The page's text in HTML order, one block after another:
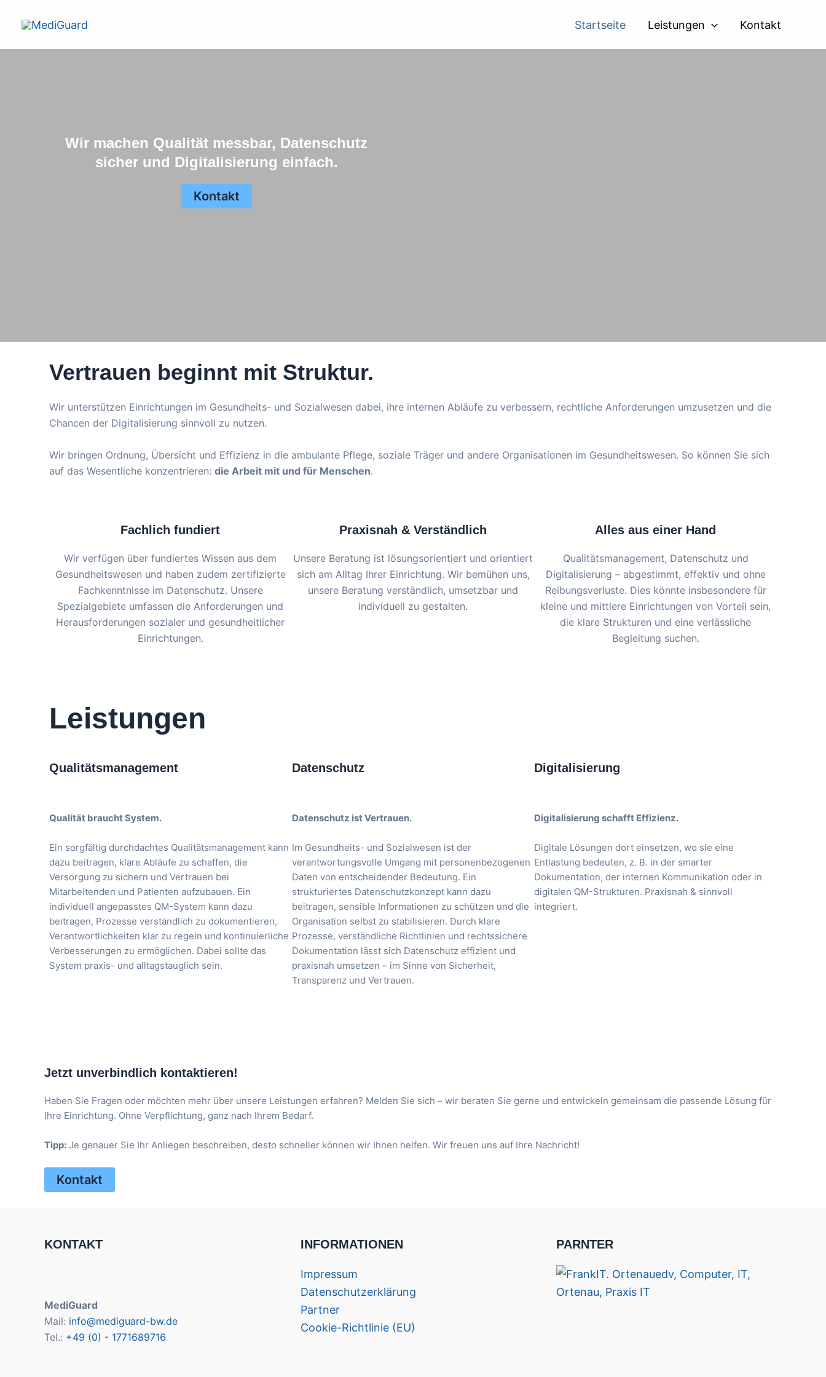
Inhalt
Startseite Leistungen Kontakt
Wir machen Qualität messbar, Datenschutz
sicher und Digitalisierung einfach.
Kontakt
Vertrauen beginnt mit Struktur.
Wir unterstützen Einrichtungen im Gesundheits- und Sozialwesen dabei, ihre internen Abläufe zu verbessern, rechtliche Anforderungen umzusetzen und die
Chancen der Digitalisierung sinnvoll zu nutzen.
Wir bringen Ordnung, Übersicht und Effizienz in die ambulante Pflege, soziale Träger und andere Organisationen im Gesundheitswesen. So können Sie sich
auf das Wesentliche konzentrieren: die Arbeit mit und für Menschen.
Fachlich fundiert
Wir verfügen über fundiertes Wissen aus dem
Gesundheitswesen und haben zudem zertifizierte
Fachkenntnisse im Datenschutz. Unsere
Spezialgebiete umfassen die Anforderungen und
Herausforderungen sozialer und gesundheitlicher
Einrichtungen.
Praxisnah & Verständlich
Unsere Beratung ist lösungsorientiert und orientiert
sich am Alltag Ihrer Einrichtung. Wir bemühen uns,
unsere Beratung verständlich, umsetzbar und
individuell zu gestalten.
Alles aus einer Hand
Qualitätsmanagement, Datenschutz und
Digitalisierung – abgestimmt, effektiv und ohne
Reibungsverluste. Dies könnte insbesondere für
kleine und mittlere Einrichtungen von Vorteil sein,
die klare Strukturen und eine verlässliche
Begleitung suchen.
Leistungen
Qualitätsmanagement
Qualität braucht System.
Ein sorgfältig durchdachtes Qualitätsmanagement kann
dazu beitragen, klare Abläufe zu schaffen, die
Versorgung zu sichern und Vertrauen bei
Mitarbeitenden und Patienten aufzubauen. Ein
individuell angepasstes QM-System kann dazu
beitragen, Prozesse verständlich zu dokumentieren,
Verantwortlichkeiten klar zu regeln und kontinuierliche
Verbesserungen zu ermöglichen. Dabei sollte das
System praxis- und alltagstauglich sein.
Datenschutz
Datenschutz ist Vertrauen.
Im Gesundheits- und Sozialwesen ist der
verantwortungsvolle Umgang mit personenbezogenen
Daten von entscheidender Bedeutung. Ein
strukturiertes Datenschutzkonzept kann dazu
beitragen, sensible Informationen zu schützen und die
Organisation selbst zu stabilisieren. Durch klare
Prozesse, verständliche Richtlinien und rechtssichere
Dokumentation lässt sich Datenschutz effizient und
praxisnah umsetzen – im Sinne von Sicherheit,
Transparenz und Vertrauen.
Digitalisierung
Digitalisierung schafft Effizienz.
Digitale Lösungen dort einsetzen, wo sie eine
Entlastung bedeuten, z. B. in der smarter
Dokumentation, der internen Kommunikation oder in
digitalen QM-Strukturen. Praxisnah & sinnvoll
integriert.
Jetzt unverbindlich kontaktieren!
Haben Sie Fragen oder möchten mehr über unsere Leistungen erfahren? Melden Sie sich – wir beraten Sie gerne und entwickeln gemeinsam die passende Lösung für
Ihre Einrichtung. Ohne Verpflichtung, ganz nach Ihrem Bedarf.
Tipp: Je genauer Sie Ihr Anliegen beschreiben, desto schneller können wir Ihnen helfen. Wir freuen uns auf Ihre Nachricht!
Kontakt
KONTAKT
MediGuard
Mail: info@mediguard-bw.de
Tel.: +49 (0) - 1771689716
INFORMATIONEN
Impressum
Datenschutzerklärung
Partner
Cookie-Richtlinie (EU)
PARNTER